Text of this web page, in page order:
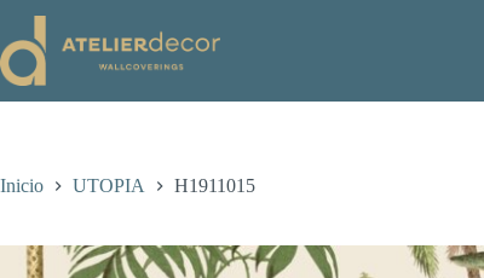
contenido
Inicio UTOPIA H1911015